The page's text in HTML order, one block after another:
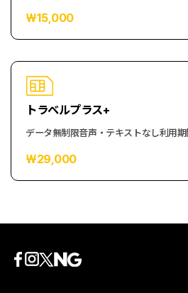
₩15,000
トラベルプラス+
データ無制限音声・テキストなし利用
₩29,000